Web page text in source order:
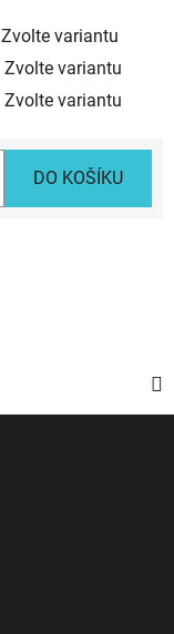
Zvolte variantu
Zvolte variantu
Zvolte variantu
DO KOŠÍKU